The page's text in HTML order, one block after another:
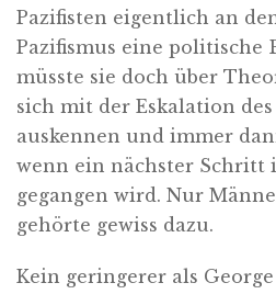
Pazifisten eigentlich an
Pazifismus eine politische
müsste sie doch über
sich mit der Eskalation
auskennen und immer
wenn ein nächster Schritt
gegangen wird. Nur
gehörte gewiss dazu.
Kein geringerer als